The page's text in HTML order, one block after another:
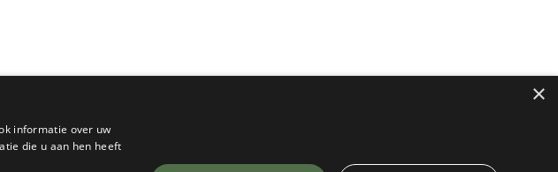
×
informatie over uw
die u aan hen heeft